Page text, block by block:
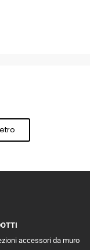
accessori da muro